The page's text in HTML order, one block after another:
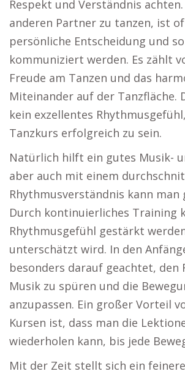
Respekt und Verständnis
anderen Partner zu tanzen, ist
persönliche Entscheidung und
kommuniziert werden. Es zählt
Freude am Tanzen und das
Miteinander auf der Tanzfläche.
kein exzellentes
Tanzkurs erfolgreich zu sein.
Natürlich hilft ein gutes Musik-
aber auch mit einem
Rhythmusverständnis kann man
Durch kontinuierliches Training
Rhythmusgefühl gestärkt
unterschätzt wird. In den
besonders darauf geachtet, den
Musik zu spüren und die
anzupassen. Ein großer Vorteil
Kursen ist, dass man die
wiederholen kann, bis jede
Mit der Zeit stellt sich ein